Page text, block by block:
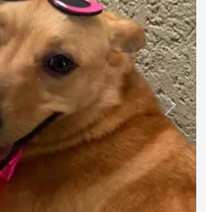
Next